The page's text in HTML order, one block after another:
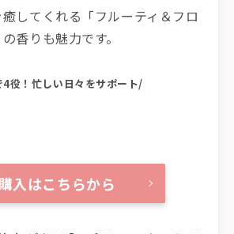
してくれる「フルーティ＆フロ
香りも魅力です。
役！忙しい日々をサポート/
購入はこちらから